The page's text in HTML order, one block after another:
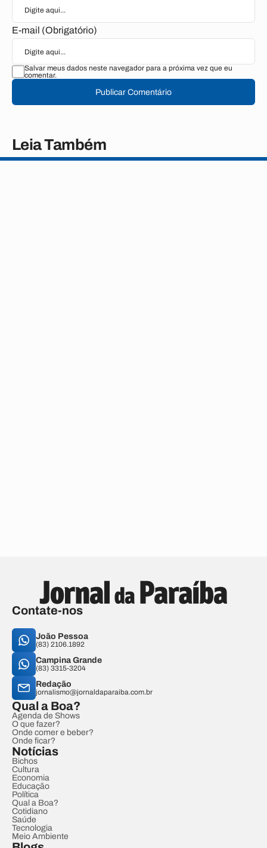
E-mail (Obrigatório)
Salvar meus dados neste navegador para a próxima vez que eu
comentar.
Publicar Comentário
Leia Também
Contate-nos
João Pessoa
(83) 2106.1892
Campina Grande
(83) 3315-3204
Redação
jornalismo@jornaldaparaiba.com.br
Qual a Boa?
Agenda de Shows
O que fazer?
Onde comer e beber?
Onde ficar?
Notícias
Bichos
Cultura
Economia
Educação
Política
Qual a Boa?
Cotidiano
Saúde
Tecnologia
Meio Ambiente